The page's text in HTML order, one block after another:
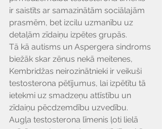
ir saistīts ar samazinātām sociālajām
prasmēm, bet izcilu uzmanību uz
detaļām zīdaiņu izpētes grupās.
Tā kā autisms un Aspergera sindroms
biežāk skar zēnus nekā meitenes,
Kembridžas neirozinātnieki ir veikuši
testosterona pētījumus, lai izpētītu tā
ietekmi uz smadzeņu attīstību un
zīdaiņu pēcdzemdību uzvedību.
Augļa testosterona līmenis ļoti lielā